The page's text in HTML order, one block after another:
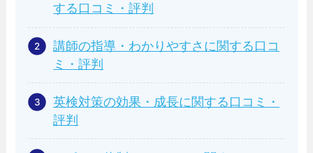
する口コミ・評判
講師の指導・わかりやすさに関する口コ
ミ・評判
英検対策の効果・成長に関する口コミ・
評判